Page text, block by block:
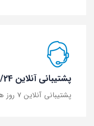
پشتیبانی آنلاین 7/24
پشتیبانی آنلاین 7 روز هفته 24 ساعت شبانه روز